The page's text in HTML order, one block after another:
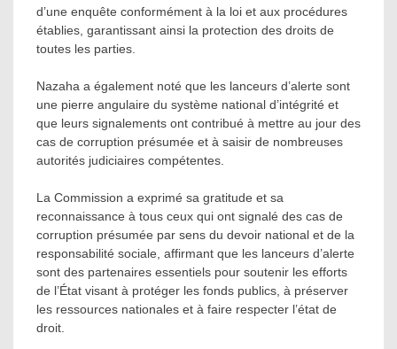
d’une enquête conformément à la loi et aux procédures
établies, garantissant ainsi la protection des droits de
toutes les parties.
Nazaha a également noté que les lanceurs d’alerte sont
une pierre angulaire du système national d’intégrité et
que leurs signalements ont contribué à mettre au jour des
cas de corruption présumée et à saisir de nombreuses
autorités judiciaires compétentes.
La Commission a exprimé sa gratitude et sa
reconnaissance à tous ceux qui ont signalé des cas de
corruption présumée par sens du devoir national et de la
responsabilité sociale, affirmant que les lanceurs d’alerte
sont des partenaires essentiels pour soutenir les efforts
de l’État visant à protéger les fonds publics, à préserver
les ressources nationales et à faire respecter l’état de
droit.